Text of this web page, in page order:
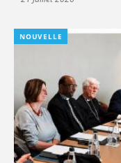
NOUVELLE